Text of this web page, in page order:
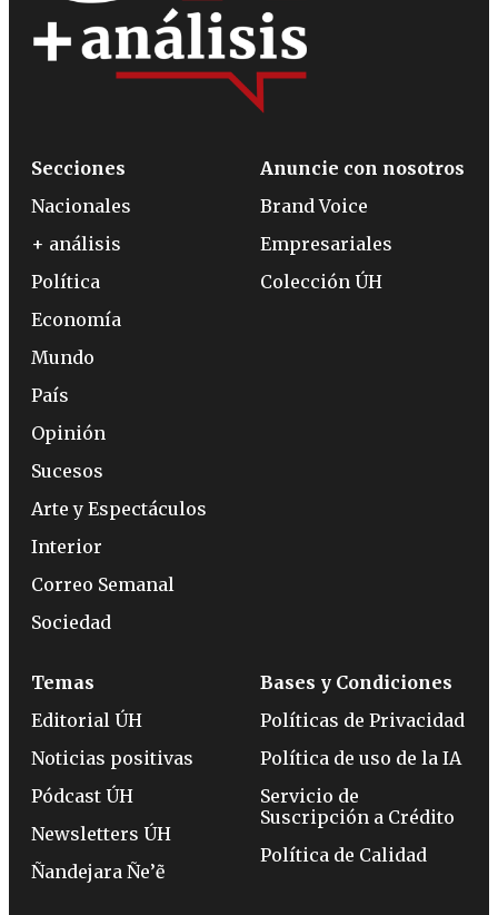
Secciones
Nacionales
+ análisis
Política
Economía
Mundo
País
Opinión
Sucesos
Arte y Espectáculos
Interior
Correo Semanal
Sociedad
Anuncie con nosotros
Brand Voice
Empresariales
Colección ÚH
Temas
Editorial ÚH
Noticias positivas
Pódcast ÚH
Newsletters ÚH
Ñandejara Ñe’ẽ
Bases y Condiciones
Políticas de Privacidad
Política de uso de la IA
Servicio de
Suscripción a Crédito
Política de Calidad